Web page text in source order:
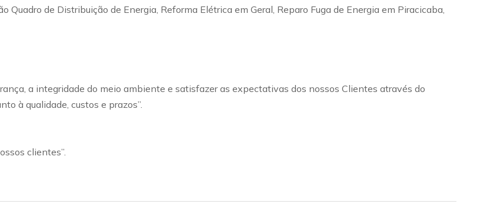
de Distribuição de Energia, Reforma Elétrica em Geral, Reparo Fuga de Energia em Piracicaba,
a integridade do meio ambiente e satisfazer as expectativas dos nossos Clientes através do
à qualidade, custos e prazos”.
clientes”.